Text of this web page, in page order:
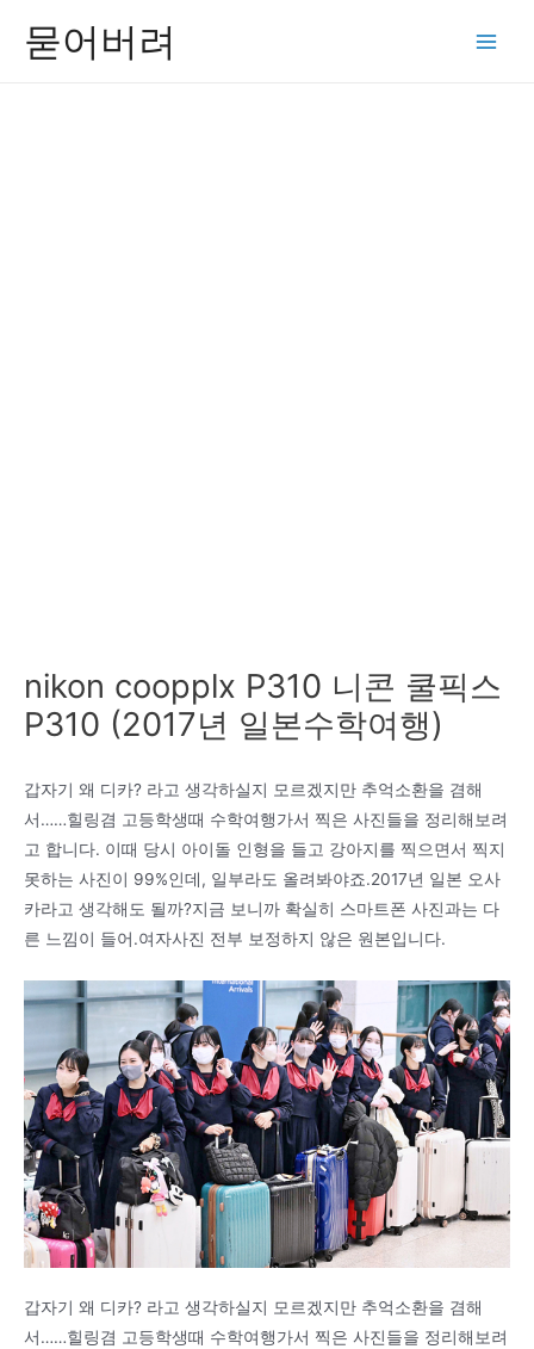
묻어버려
nikon coopplx P310 니콘 쿨픽스
P310 (2017년 일본수학여행)
갑자기 왜 디카? 라고 생각하실지 모르겠지만 추억소환을 겸해
서……힐링겸 고등학생때 수학여행가서 찍은 사진들을 정리해보려
고 합니다. 이때 당시 아이돌 인형을 들고 강아지를 찍으면서 찍지
못하는 사진이 99%인데, 일부라도 올려봐야죠.2017년 일본 오사
카라고 생각해도 될까?지금 보니까 확실히 스마트폰 사진과는 다
른 느낌이 들어.여자사진 전부 보정하지 않은 원본입니다.
갑자기 왜 디카? 라고 생각하실지 모르겠지만 추억소환을 겸해
서……힐링겸 고등학생때 수학여행가서 찍은 사진들을 정리해보려